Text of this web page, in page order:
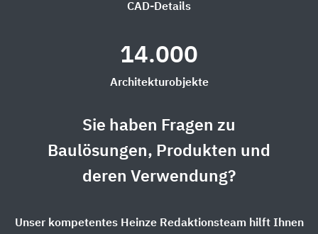
CAD-Details
14.000
Architekturobjekte
Sie haben Fragen zu
Baulösungen, Produkten und
deren Verwendung?
Unser kompetentes Heinze Redaktionsteam hilft Ihnen